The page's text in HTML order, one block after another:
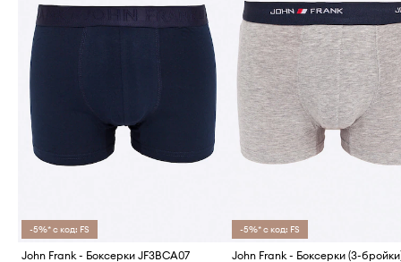
-5%* с код: FS
John Frank - Боксерки JF3BCA07
-5%* с код: FS
John Frank - Боксерки (3-